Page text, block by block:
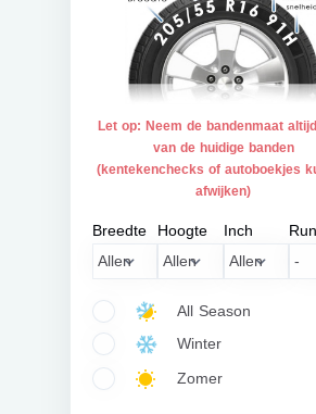
Let op: Neem de bandenmaat
van de huidige banden
(kentekenchecks of autoboekjes
afwijken)
Breedte Hoogte Inch
All Season
Winter
Zomer